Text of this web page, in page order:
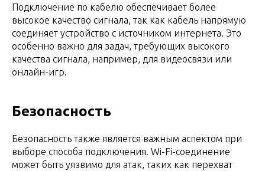
Подключение по кабелю обеспечивает более
высокое качество сигнала, так как кабель напрямую
соединяет устройство с источником интернета. Это
особенно важно для задач, требующих высокого
качества сигнала, например, для видеосвязи или
онлайн-игр.
Безопасность
Безопасность также является важным аспектом при
выборе способа подключения. Wi-Fi-соединение
может быть уязвимо для атак, таких как перехват